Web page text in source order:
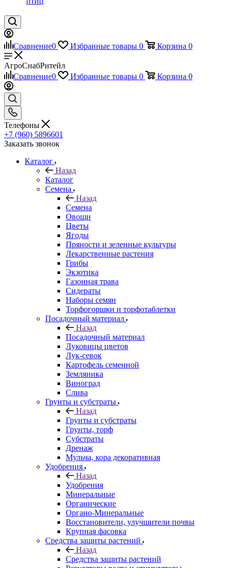
Сравнение0 Избранные товары 0 Корзина 0
АгроСнабРитейл
Сравнение0 Избранные товары 0 Корзина 0
Телефоны
+7 (960) 5896601
Заказать звонок
Каталог
Назад
Каталог
Семена
Назад
Семена
Овощи
Цветы
Ягоды
Пряности и зеленные культуры
Лекарственные растения
Грибы
Экзотика
Газонная трава
Сидераты
Наборы семян
Торфогоршки и торфотаблетки
Посадочный материал
Назад
Посадочный материал
Луковицы цветов
Лук-севок
Картофель семенной
Земляника
Виноград
Слива
Грунты и субстраты
Назад
Грунты и субстраты
Грунты, торф
Субстраты
Дренаж
Мульча, кора декоративная
Удобрения
Назад
Удобрения
Минеральные
Органические
Органо-Минеральные
Восстановители, улучшители почвы
Крупная фасовка
Средства защиты растений
Назад
Средства защиты растений